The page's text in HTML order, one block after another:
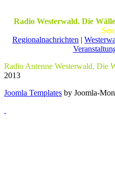
Radio Westerwald. Die
Regionalnachrichten |
Radio Antenne Westerwald. Die
2013
Joomla Templates by Joomla-